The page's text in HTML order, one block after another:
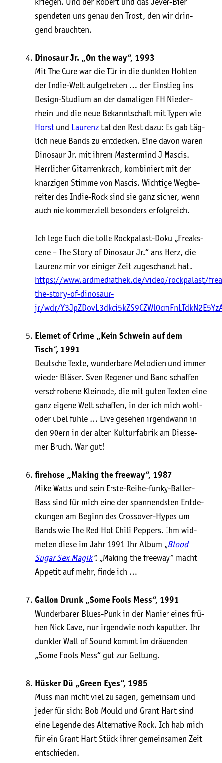
spen­de­ten uns genau den Trost, den wir drin­
gend brauchten.
Dino­saur Jr. „On the way“, 1993
Mit The Cure war die Tür in die dunk­len Höh­len
der Indie-Welt auf­ge­tre­ten … der Ein­stieg ins
Design-Stu­di­um an der dama­li­gen FH Nie­der­
rhein und die neue Bekannt­schaft mit Typen wie
Horst und Lau­renztat den Rest dazu: Es gab täg­
lich neue Bands zu ent­de­cken. Eine davon waren
Dino­saur Jr. mit ihrem Mas­ter­mind J Mascis.
Herr­li­cher Gitar­ren­krach, kom­bi­niert mit der
knar­zi­gen Stim­me von Mascis. Wich­ti­ge Weg­be­
rei­ter des Indie-Rock sind sie ganz sicher, wenn
auch nie kom­mer­zi­ell beson­ders erfolg­reich.
Ich lege Euch die tol­le Rock­pa­last-Doku „Freaks­
ce­ne – The Sto­ry of Dino­saur Jr.“ ans Herz, die
Lau­renz mir vor eini­ger Zeit zuge­schanzt hat.
https://www.ardmediathek.de/video/rockpalast/
the-story-of-dinosaur-
jr/wdr/
Ele­met of Crime „Kein Schwein auf dem
Tisch“, 1991
Deut­sche Tex­te, wun­der­ba­re Melo­dien und immer
wie­der Blä­ser. Sven Rege­ner und Band schaf­fen
ver­schro­be­ne Klein­ode, die mit guten Tex­ten eine
ganz eige­ne Welt schaf­fen, in der ich mich wohl-
oder übel füh­le … Live gese­hen irgend­wann in
den 90ern in der alten Kul­tur­fa­brik am Dies­se­
mer Bruch. War gut!
fire­hose „Making the free­way“, 1987
Mike Watts und sein Ers­te-Rei­he-fun­ky-Bal­ler-
Bass sind für mich eine der span­nends­ten Ent­de­
ckun­gen am Beginn des Cross­over-Hypes um
Bands wie The Red Hot Chi­li Pep­pers. Ihm wid­
me­ten die­se im Jahr 1991 Ihr Album „Blood
Sugar Sex Magik“.„Making the free­way“ macht
Appe­tit auf mehr, fin­de ich …
Gal­lon Drunk „Some Fools Mess“, 1991
Wun­der­ba­rer Blues-Punk in der Manier eines frü­
hen Nick Cave, nur irgend­wie noch kaput­ter. Ihr
dunk­ler Wall of Sound kommt im dräu­en­den
„Some Fools Mess“ gut zur Geltung.
Hüs­ker Dü „Green Eyes“, 1985
Muss man nicht viel zu sagen, gemein­sam und
jeder für sich: Bob Mould und Grant Hart sind
eine Legen­de des Alter­na­ti­ve Rock. Ich hab mich
für ein Grant Hart Stück ihrer gemein­sa­men Zeit
entschieden.